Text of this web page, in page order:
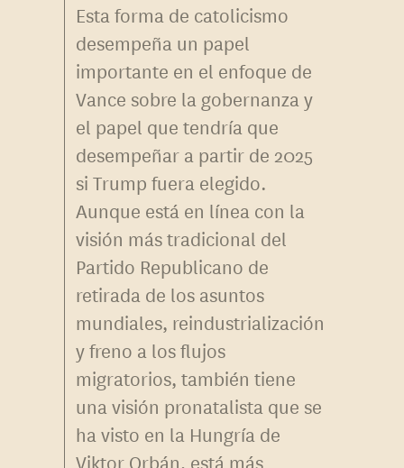
Esta forma de catolicismo
desempeña un papel
importante en el enfoque de
Vance sobre la gobernanza y
el papel que tendría que
desempeñar a partir de 2025
si Trump fuera elegido.
Aunque está en línea con la
visión más tradicional del
Partido Republicano de
retirada de los asuntos
mundiales, reindustrialización
y freno a los flujos
migratorios, también tiene
una visión pronatalista que se
ha visto en la Hungría de
Viktor Orbán, está más